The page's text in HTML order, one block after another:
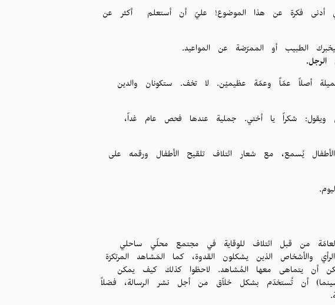
أدنى فكرة عن هذا الموضوع! عليّ أن أستعلم أكثر عن
الطبيب أو الممرّضة عن المواعيد.
أصلاً عمّاً وعمّة عظيميْن. لا تخف. ستكونان والدين
ويقول: شكراً يا أختي. جملية عندها فحص عام غداً،
يُسمع، مع شعار ائتلاف تلقيح الأطفال ورقمه على
من قبل ائتلاف للوقاية في مجتمع محلّي ساحلي
والأشخاص الذين يشكلون القدوة، كما المَشاهد المرتكزة
أن يتماهى معها المُشاهد. لاحظوا كذلك كيف يمكن
أن تُستخدَم بشكل خلاّق من أجل نشر الرسالة، فضلاً